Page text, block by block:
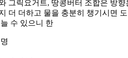
그릭요거트, 땅콩버터 조합은 방
더 더하고 물을 충분히 챙기시면
수 있으니 한